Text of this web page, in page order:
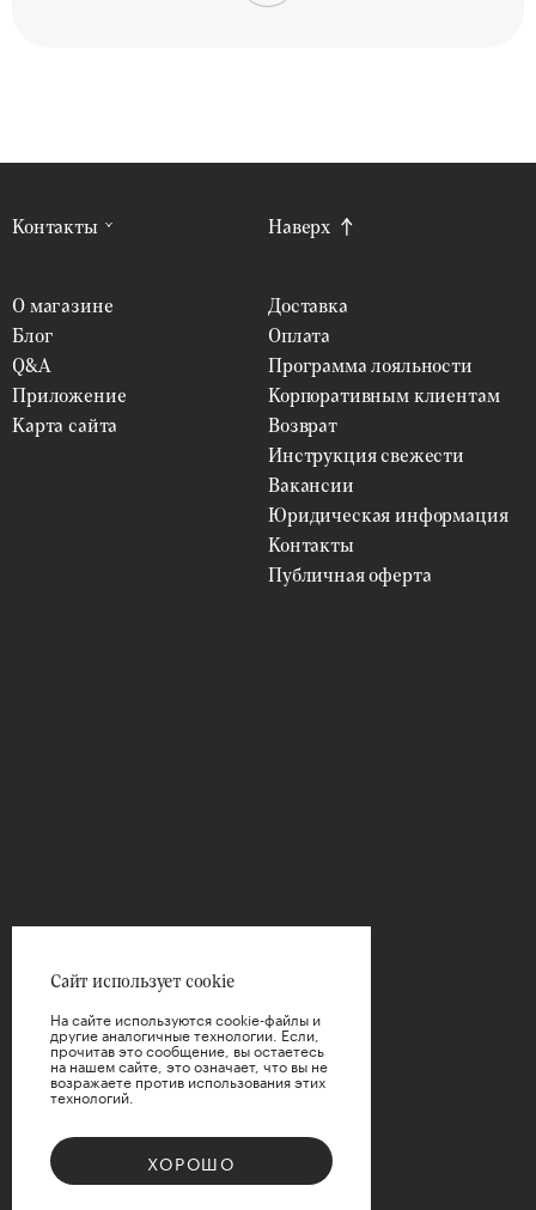
Контакты
О магазине
Блог
Q&A
Приложение
Карта сайта
Доставка
Оплата
Программа лояльности
Корпоративным клиентам
Возврат
Инструкция свежести
Вакансии
Юридическая информация
Контакты
Публичная оферта
Наверх
Сайт использует cookie
На сайте используются cookie-файлы и
другие аналогичные технологии. Если,
прочитав это сообщение, вы остаетесь
на нашем сайте, это означает, что вы не
возражаете против использования этих
технологий.
ХОРОШО